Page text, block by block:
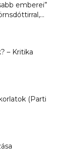
emberei”
– Kritika
(Parti